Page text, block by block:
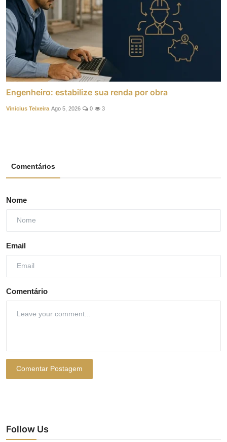
Engenheiro: estabilize sua renda por obra
Vinicius Teixeira Ago 5, 2026 0 3
Comentários
Nome
Email
Comentário
Comentar Postagem
Follow Us